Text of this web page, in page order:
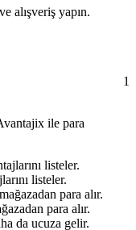
alışveriş yapın.
1
ile para
listeler.
para alır.